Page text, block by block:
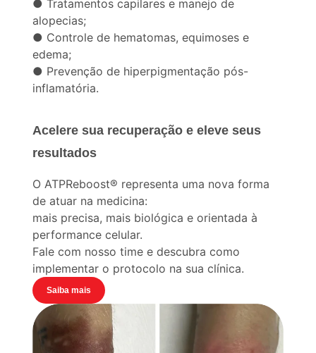
● Tratamentos capilares e manejo de
alopecias;
● Controle de hematomas, equimoses e
edema;
● Prevenção de hiperpigmentação pós-
inflamatória.
Acelere sua recuperação e eleve seus
resultados
O ATPReboost® representa uma nova forma
de atuar na medicina:
mais precisa, mais biológica e orientada à
performance celular.
Fale com nosso time e descubra como
implementar o protocolo na sua clínica.
Saiba mais